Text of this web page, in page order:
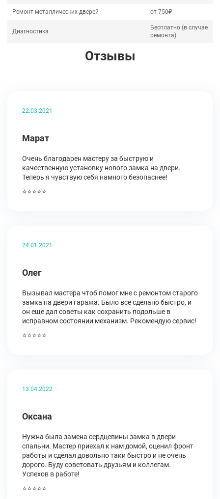
Ремонт металлических дверей от 750₽
Диагностика
Бесплатно (в случае
ремонта)
Отзывы
22.03.2021
Марат
Очень благодарен мастеру за быструю и
качественную установку нового замка на двери.
Теперь я чувствую себя намного безопаснее!
⭐⭐⭐⭐⭐
24.01.2021
Олег
Вызывал мастера чтоб помог мне с ремонтом старого
замка на двери гаража. Было все сделано быстро, и
он еще дал советы как сохранить подольше в
исправном состоянии механизм. Рекомендую сервис!
⭐⭐⭐⭐⭐
13.04.2022
Оксана
Нужна была замена сердцевины замка в двери
спальни. Мастер приехал к нам домой, оценил фронт
работы и сделал довольно таки быстро и не очень
дорого. Буду советовать друзьям и коллегам.
Успехов в работе!
⭐⭐⭐⭐⭐